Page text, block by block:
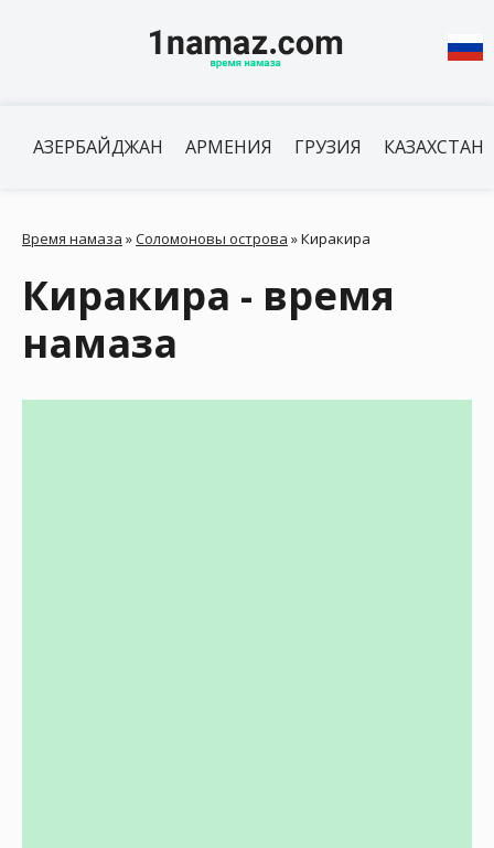
АЗЕРБАЙДЖАН АРМЕНИЯ ГРУЗИЯ КАЗАХСТАН
Время намаза »Соломоновы острова »Киракира
Киракира - время
намаза